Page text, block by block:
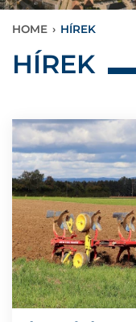
HOME › HÍREK
HÍREK